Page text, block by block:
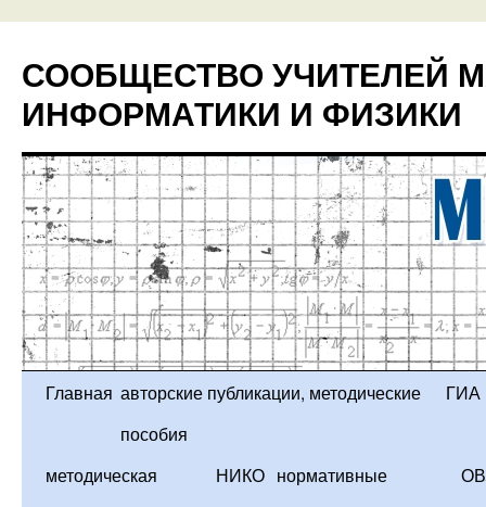
содержимому
СООБЩЕСТВО УЧИТЕЛЕЙ
ИНФОРМАТИКИ И ФИЗИКИ
Главная авторские публикации, методические
пособия
ГИА
методическая
НИКО нормативные